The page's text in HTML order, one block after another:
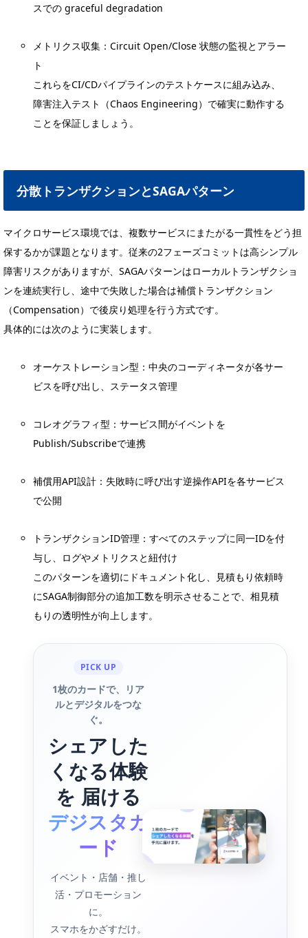
スでの graceful degradation
メトリクス収集：Circuit Open/Close 状態の監視とアラー
ト
これらをCI/CDパイプラインのテストケースに組み込み、
障害注入テスト（Chaos Engineering）で確実に動作する
ことを保証しましょう。
分散トランザクションとSAGAパターン
マイクロサービス環境では、複数サービスにまたがる一貫性をどう担
保するかが課題となります。従来の2フェーズコミットは高シンプル
障害リスクがありますが、SAGAパターンはローカルトランザクショ
ンを連続実行し、途中で失敗した場合は補償トランザクション
（Compensation）で後戻り処理を行う方式です。
具体的には次のように実装します。
オーケストレーション型：中央のコーディネータが各サー
ビスを呼び出し、ステータス管理
コレオグラフィ型：サービス間がイベントを
Publish/Subscribeで連携
補償用API設計：失敗時に呼び出す逆操作APIを各サービス
で公開
トランザクションID管理：すべてのステップに同一IDを付
与し、ログやメトリクスと紐付け
このパターンを適切にドキュメント化し、見積もり依頼時
にSAGA制御部分の追加工数を明示させることで、相見積
もりの透明性が向上します。
PICK UP
1枚のカードで、リア
ルとデジタルをつな
ぐ。
シェアした
くなる体験
を 届ける
デジスタカ
ード
イベント・店舗・推し
活・プロモーション
に。
スマホをかざすだけ。